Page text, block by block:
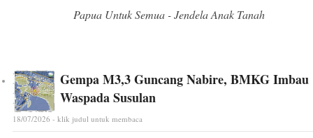
Papua Untuk Semua - Jendela Anak Tanah
Gempa M3,3 Guncang Nabire, BMKG Imbau
Waspada Susulan
18/07/2026 - klik judul untuk membaca